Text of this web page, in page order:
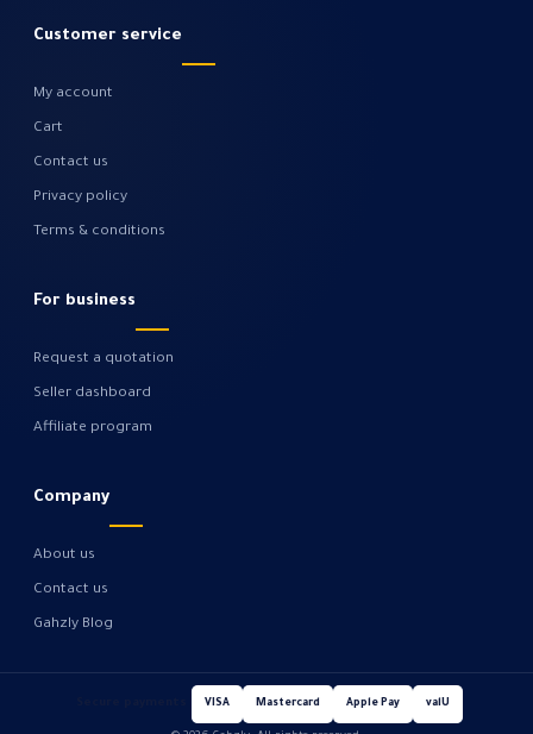
Customer service
My account
Cart
Contact us
Privacy policy
Terms & conditions
For business
Request a quotation
Seller dashboard
Affiliate program
Company
About us
Contact us
Gahzly Blog
VISA Mastercard Apple Pay valU